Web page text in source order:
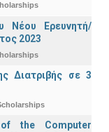
Νέου Ερευνητή/
2023
Διατριβής σε 3
the Computer